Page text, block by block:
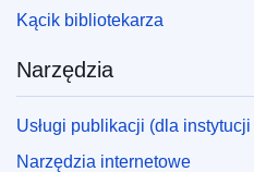
Kącik bibliotekarza
Narzędzia
Usługi publikacji (dla
Narzędzia internetowe